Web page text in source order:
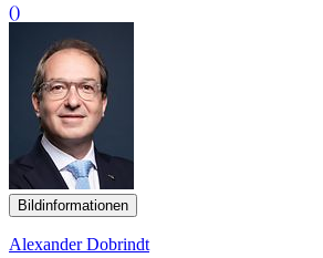
()
Bildinformationen
Alexander Dobrindt